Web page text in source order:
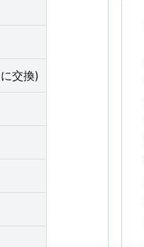
交換)